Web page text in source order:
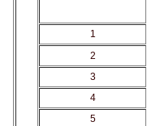
1
2
3
4
5